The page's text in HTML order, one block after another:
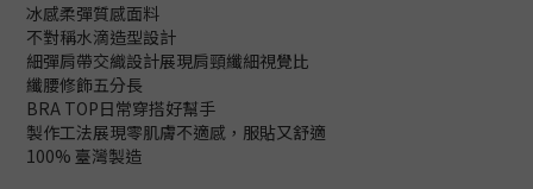
冰感柔彈質感面料
不對稱水滴造型設計
細彈肩帶交織設計展現肩頸纖細視覺比
纖腰修飾五分長
BRA TOP日常穿搭好幫手
製作工法展現零肌膚不適感，服貼又舒適
100% 臺灣製造